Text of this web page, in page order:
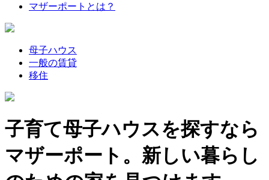
マザーポートとは？
母子ハウス
一般の賃貸
移住
子育て母子ハウスを探すなら
マザーポート。新しい暮らし